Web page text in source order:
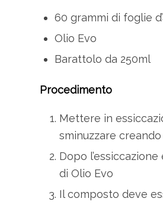
60 grammi di foglie
Olio Evo
Barattolo da 250ml
Procedimento
Mettere in
sminuzzare
Dopo
di Olio Evo
Il composto deve